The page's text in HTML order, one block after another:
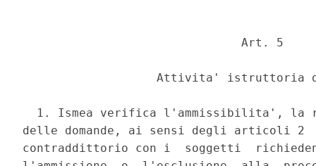
                               Art. 5
Attivita' istruttoria
1. Ismea verifica l'ammissibilita', la
delle domande, ai sensi degli articoli
contraddittorio con i  soggetti